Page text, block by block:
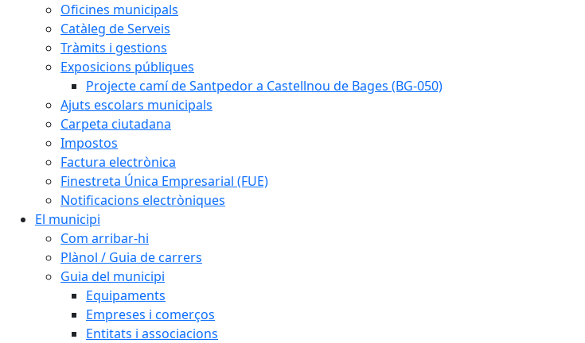
Oficines municipals
Catàleg de Serveis
Tràmits i gestions
Exposicions públiques
Projecte camí de Santpedor a Castellnou de Bages (BG-050)
Ajuts escolars municipals
Carpeta ciutadana
Impostos
Factura electrònica
Finestreta Única Empresarial (FUE)
Notificacions electròniques
El municipi
Com arribar-hi
Plànol / Guia de carrers
Guia del municipi
Equipaments
Empreses i comerços
Entitats i associacions